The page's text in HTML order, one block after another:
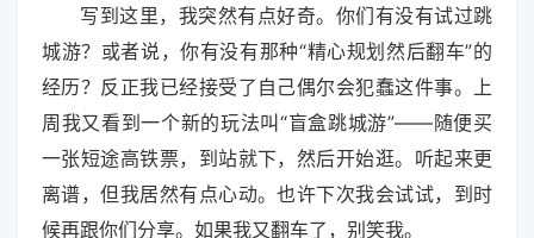
写到这里，我突然有点好奇。你们有没有试过跳
城游？或者说，你有没有那种“精心规划然后翻车”的
经历？反正我已经接受了自己偶尔会犯蠢这件事。上
周我又看到一个新的玩法叫“盲盒跳城游”——随便买
一张短途高铁票，到站就下，然后开始逛。听起来更
离谱，但我居然有点心动。也许下次我会试试，到时
候再跟你们分享。如果我又翻车了，别笑我。